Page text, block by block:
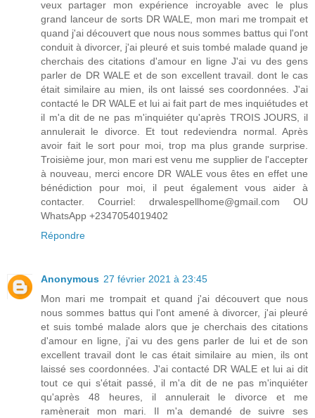
veux partager mon expérience incroyable avec le plus
grand lanceur de sorts DR WALE, mon mari me trompait et
quand j'ai découvert que nous nous sommes battus qui l'ont
conduit à divorcer, j'ai pleuré et suis tombé malade quand je
cherchais des citations d'amour en ligne J'ai vu des gens
parler de DR WALE et de son excellent travail. dont le cas
était similaire au mien, ils ont laissé ses coordonnées. J'ai
contacté le DR WALE et lui ai fait part de mes inquiétudes et
il m'a dit de ne pas m'inquiéter qu'après TROIS JOURS, il
annulerait le divorce. Et tout redeviendra normal. Après
avoir fait le sort pour moi, trop ma plus grande surprise.
Troisième jour, mon mari est venu me supplier de l'accepter
à nouveau, merci encore DR WALE vous êtes en effet une
bénédiction pour moi, il peut également vous aider à
contacter. Courriel: drwalespellhome@gmail.com OU
WhatsApp +2347054019402
Répondre
Anonymous 27 février 2021 à 23:45
Mon mari me trompait et quand j'ai découvert que nous
nous sommes battus qui l'ont amené à divorcer, j'ai pleuré
et suis tombé malade alors que je cherchais des citations
d'amour en ligne, j'ai vu des gens parler de lui et de son
excellent travail dont le cas était similaire au mien, ils ont
laissé ses coordonnées. J'ai contacté DR WALE et lui ai dit
tout ce qui s'était passé, il m'a dit de ne pas m'inquiéter
qu'après 48 heures, il annulerait le divorce et me
ramènerait mon mari. Il m'a demandé de suivre ses